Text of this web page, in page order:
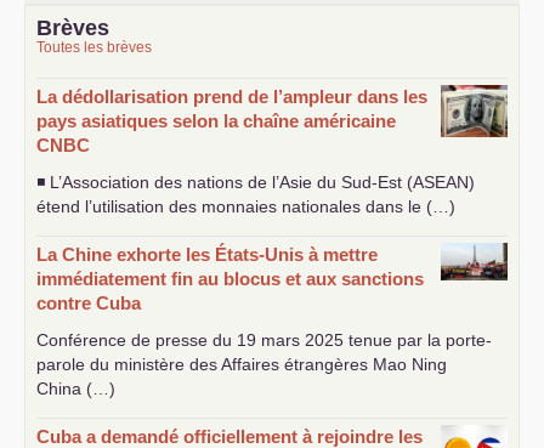
Brèves
Toutes les brèves
La dédollarisation prend de l’ampleur dans les
pays asiatiques selon la chaîne américaine
CNBC
◾ L’Association des nations de l’Asie du Sud-Est (ASEAN)
étend l’utilisation des monnaies nationales dans le (…)
La Chine exhorte les États-Unis à mettre
immédiatement fin au blocus et aux sanctions
contre Cuba
Conférence de presse du 19 mars 2025 tenue par la porte-
parole du ministère des Affaires étrangères Mao Ning
China (…)
Cuba a demandé officiellement à rejoindre les